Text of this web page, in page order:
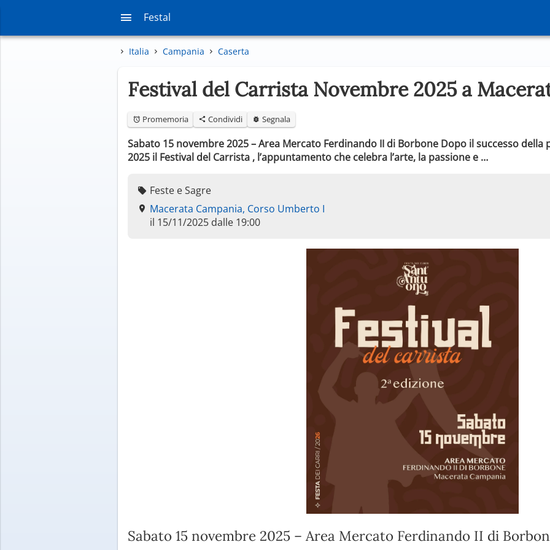
Festal
Italia Campania Caserta
Festival del Carrista Novembre 2025 a
Promemoria Condividi Segnala
Sabato 15 novembre 2025 – Area Mercato Ferdinando II di Borbone Dopo il successo
2025 il Festival del Carrista , l’appuntamento che celebra l’arte, la passione e …
Feste e Sagre
Macerata Campania, Corso Umberto I
il 15/11/2025 dalle 19:00
Sabato 15 novembre 2025 – Area Mercato Ferdinando II di